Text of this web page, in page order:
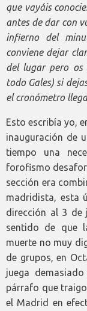
que vayáis
antes de dar con
infierno del
conviene dejar
del lugar pero os
todo Gales) si
el cronómetro
Esto escribía yo,
inauguración de
tiempo una
forofismo
sección era
madridista, esta
dirección al 3 de
sentido de que
muerte no muy
de grupos, en
juega
párrafo que
el Madrid en